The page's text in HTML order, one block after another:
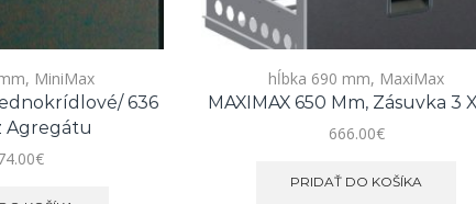
, MiniMax
636
Agregátu
€
hĺbka 690 mm, MaxiMax
MAXIMAX 650 Mm, Zásuvka 3
666.00€
PRIDAŤ DO KOŠÍKA